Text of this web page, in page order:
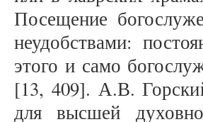
Посещение
неудобствами:
этого и само
[13, 409]. А.В.
для высшей